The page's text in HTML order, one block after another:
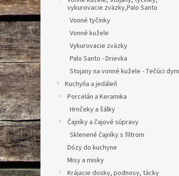
vykurovacie zväzky,Palo Santo
Vonné tyčinky
Vonné kužele
Vykurovacie zväzky
Palo Santo - Drievka
Stojany na vonné kužele - Tečúci dym
Kuchyňa a jedáleň
Porcelán a Keramika
Hrnčeky a šálky
Čajníky a čajové súpravy
Sklenené čajníky s filtrom
Dózy do kuchyne
Misy a misky
Krájacie dosky, podnosy, tácky